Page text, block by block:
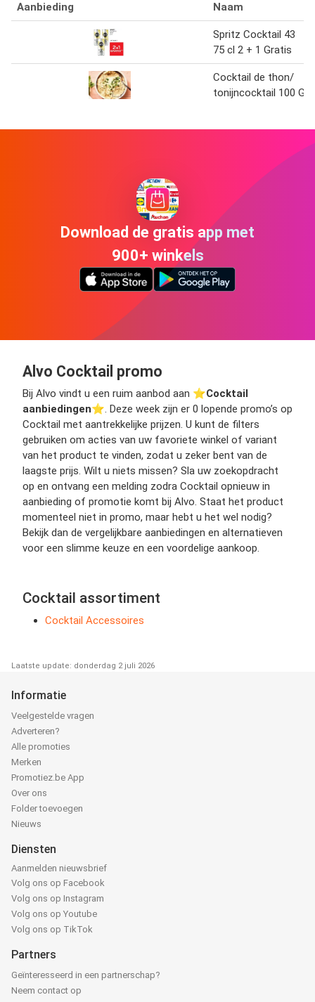
Aanbieding Naam
Spritz Cocktail 43
75 cl 2 + 1 Gratis
Cocktail de thon/
tonijncocktail 100 G
Download de gratis app met
900+ winkels
Alvo Cocktail promo
Bij Alvo vindt u een ruim aanbod aan ⭐️Cocktail
aanbiedingen⭐️. Deze week zijn er 0 lopende promo’s op
Cocktail met aantrekkelijke prijzen. U kunt de filters
gebruiken om acties van uw favoriete winkel of variant
van het product te vinden, zodat u zeker bent van de
laagste prijs. Wilt u niets missen? Sla uw zoekopdracht
op en ontvang een melding zodra Cocktail opnieuw in
aanbieding of promotie komt bij Alvo. Staat het product
momenteel niet in promo, maar hebt u het wel nodig?
Bekijk dan de vergelijkbare aanbiedingen en alternatieven
voor een slimme keuze en een voordelige aankoop.
Cocktail assortiment
Cocktail Accessoires
Laatste update: donderdag 2 juli 2026
Informatie
Veelgestelde vragen
Adverteren?
Alle promoties
Merken
Promotiez.be App
Over ons
Folder toevoegen
Nieuws
Diensten
Aanmelden nieuwsbrief
Volg ons op Facebook
Volg ons op Instagram
Volg ons op Youtube
Volg ons op TikTok
Partners
Geïnteresseerd in een partnerschap?
Neem contact op